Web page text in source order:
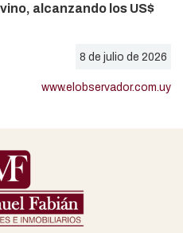
alcanzando los US$
8 de julio de 2026
www.elobservador.com.uy